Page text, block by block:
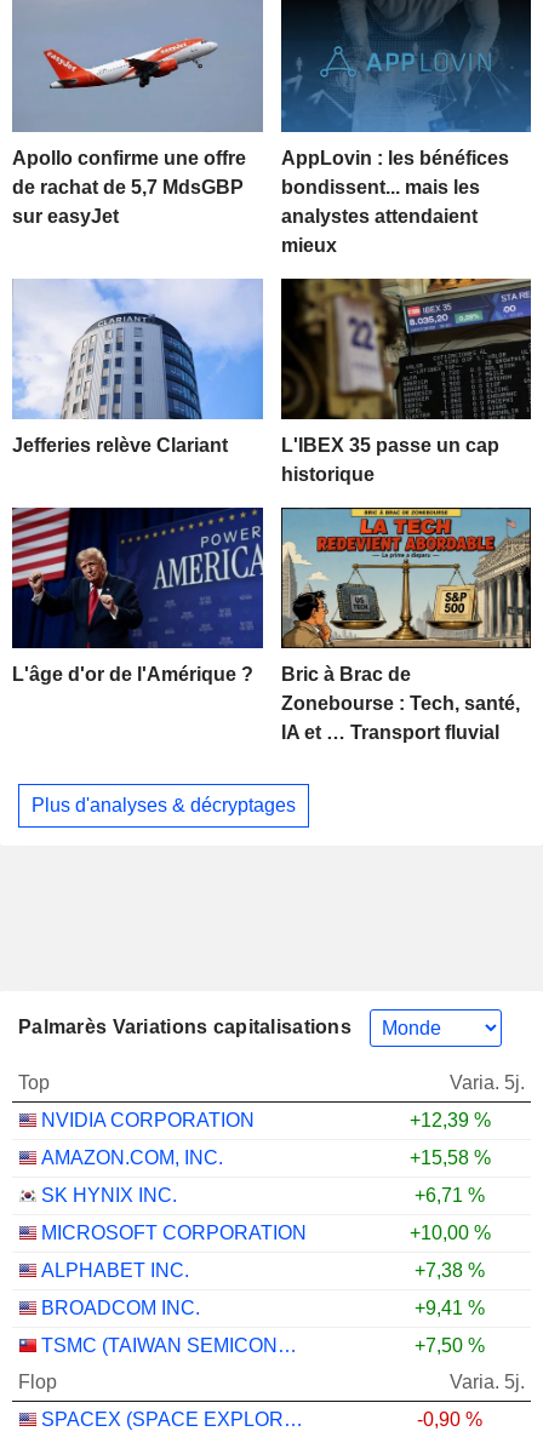
Apollo confirme une offre
de rachat de 5,7 MdsGBP
sur easyJet
AppLovin : les bénéfices
bondissent... mais les
analystes attendaient
mieux
Jefferies relève Clariant
L'IBEX 35 passe un cap
historique
L'âge d'or de l'Amérique ?
Bric à Brac de
Zonebourse : Tech, santé,
IA et … Transport fluvial
Plus d'analyses & décryptages
Palmarès Variations capitalisations
Top
Varia. 5j.
NVIDIA CORPORATION
+12,39 %
AMAZON.COM, INC.
+15,58 %
SK HYNIX INC.
+6,71 %
MICROSOFT CORPORATION
+10,00 %
ALPHABET INC.
+7,38 %
BROADCOM INC.
+9,41 %
TSMC (TAIWAN SEMICONDUCTOR MANUFACTURING COMPANY)
+7,50 %
Flop
Varia. 5j.
SPACEX (SPACE EXPLORATION TECHNOLOGIES)
-0,90 %